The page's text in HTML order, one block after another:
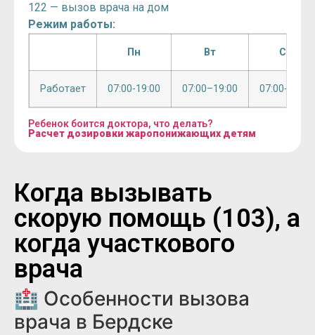
122 — вызов врача на дом
Режим работы:
Пн Вт Ср
Работает 07:00-19:00 07:00–19:00 07:00-19:00
Ребенок боится доктора, что делать?
Расчет дозировки жаропонижающих детям
Когда вызывать
скорую помощь (103), а
когда участкового
врача
🏥 Особенности вызова
врача в Бердске